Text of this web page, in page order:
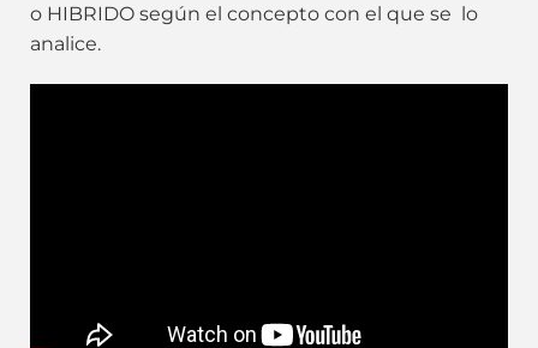
o HIBRIDO según el concepto con el que se lo
analice.